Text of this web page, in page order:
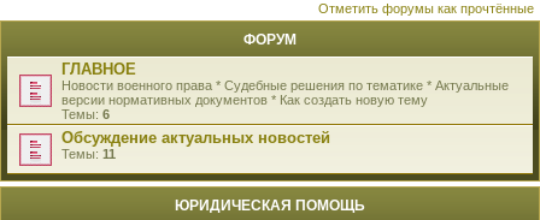
ск
Отметить форумы как прочтённые
ФОРУМ
ГЛАВНОЕ
Новости военного права * Судебные решения по тематике * Актуальные
версии нормативных документов * Как создать новую тему
Темы: 6
Обсуждение актуальных новостей
Темы: 11
ЮРИДИЧЕСКАЯ ПОМОЩЬ